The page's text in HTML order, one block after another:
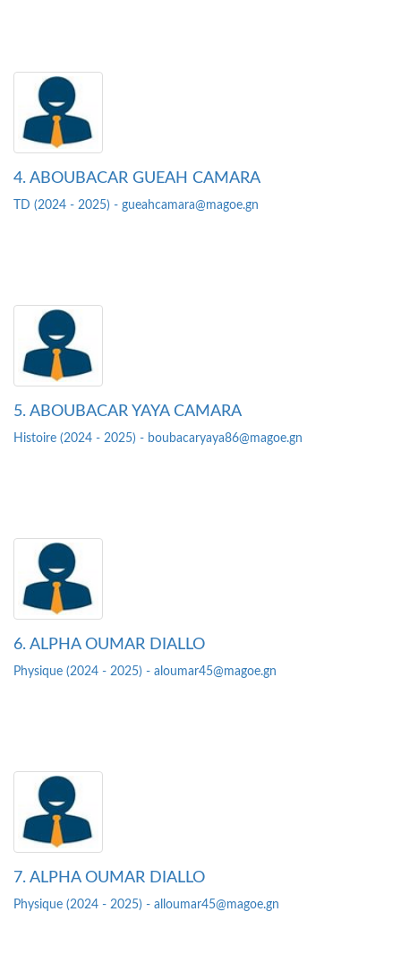
4. ABOUBACAR GUEAH CAMARA
TD (2024 - 2025) - gueahcamara@magoe.gn
5. ABOUBACAR YAYA CAMARA
Histoire (2024 - 2025) - boubacaryaya86@magoe.gn
6. ALPHA OUMAR DIALLO
Physique (2024 - 2025) - aloumar45@magoe.gn
7. ALPHA OUMAR DIALLO
Physique (2024 - 2025) - alloumar45@magoe.gn